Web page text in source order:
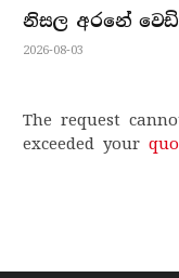
නිසල අරනේ
2026-08-03
The request
exceeded your